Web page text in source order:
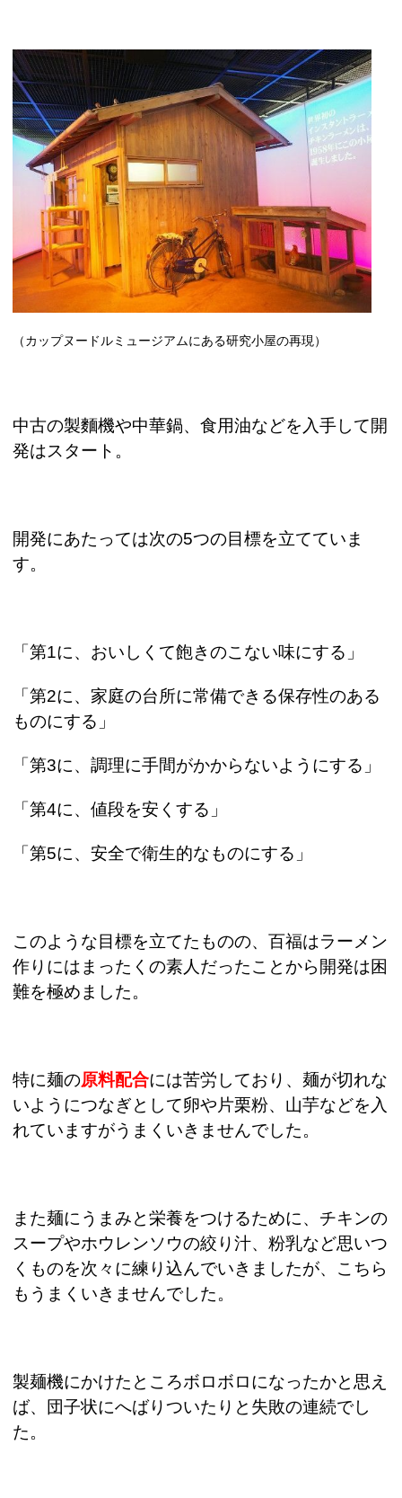
（カップヌードルミュージアムにある研究小屋の再現）
中古の製麵機や中華鍋、食用油などを入手して開
発はスタート。
開発にあたっては次の5つの目標を立てていま
す。
「第1に、おいしくて飽きのこない味にする」
「第2に、家庭の台所に常備できる保存性のある
ものにする」
「第3に、調理に手間がかからないようにする」
「第4に、値段を安くする」
「第5に、安全で衛生的なものにする」
このような目標を立てたものの、百福はラーメン
作りにはまったくの素人だったことから開発は困
難を極めました。
特に麺の原料配合には苦労しており、麺が切れな
いようにつなぎとして卵や片栗粉、山芋などを入
れていますがうまくいきませんでした。
また麺にうまみと栄養をつけるために、チキンの
スープやホウレンソウの絞り汁、粉乳など思いつ
くものを次々に練り込んでいきましたが、こちら
もうまくいきませんでした。
製麺機にかけたところボロボロになったかと思え
ば、団子状にへばりついたりと失敗の連続でし
た。